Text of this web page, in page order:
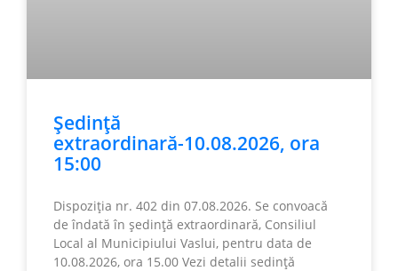
Ședință
extraordinară-10.08.2026, ora
15:00
Dispoziția nr. 402 din 07.08.2026. Se convoacă
de îndată în ședință extraordinară, Consiliul
Local al Municipiului Vaslui, pentru data de
10.08.2026, ora 15.00 Vezi detalii sedință